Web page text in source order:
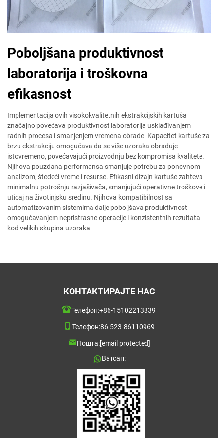
Poboljšana produktivnost
laboratorija i troškovna
efikasnost
Implementacija ovih visokokvalitetnih ekstrakcijskih kartuša
značajno povećava produktivnost laboratorija usklađivanjem
radnih procesa i smanjenjem vremena obrade. Kapacitet kartuše za
brzu ekstrakciju omogućava da se više uzoraka obrađuje
istovremeno, povećavajući proizvodnju bez kompromisa kvalitete.
Njihova pouzdana performansa smanjuje potrebu za ponovnom
analizom, štedeći vreme i resurse. Efikasni dizajn kartuše zahteva
minimalnu potrošnju razjašivača, smanjujući operativne troškove i
uticaj na životinjsku sredinu. Njihova kompatibilnost sa
automatizovanim sistemima dalje poboljšava produktivnost
omogućavanjem nepristrasne operacije i konzistentnih rezultata
kod velikih skupina uzoraka.
КОНТАКТИРАЈТЕ НАС
Телефон:+86-15102213839
Телефон:86-523-86110969
Пошта:[email protected]
Ватсап: